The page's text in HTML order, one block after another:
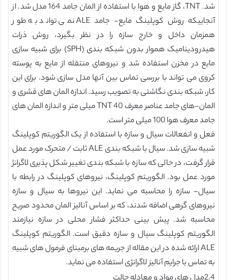
شد. TNT، گاز مایع و هوا با استفاده از المان جامد 164 مدل شد. از
آنجاییکه روش کوپلینگ مایع- جامد ALE نمی تواند به طور
همزمان داخل و خارج سازه را در نظر بگیرد، روش ذرات
هیدرودینامیک هموار بدون شبکه بندی (SPH) برای شبیه سازی
مایع در مخزن استفاده شد و نیروهای منتقله از مایع به پوسته
کروی می تواند با بررسی تماس بین آنها مدل سازی شود. برای این
کار، شبکه بندی نگاشتی به تصویب رسید. اندازه المان های قشری و
المان-های جامد عناصر معرف TNT 40 میلی متر و اندازه المان های
جامد معرف هوا 100 میلی متر است.
فعل و انفعالات سیال و سازه با استفاده از یک الگوریتم کوپلینگ
شبیه سازی شد. سیال با شبکه بندی ALE ثابت / متحرک مورد عمل
قرار گرفت، در حالی که سازه با شبکه بندی تغییر شکل پذیری لاگرانژ
مورد عمل بود. الگوریتم کوپلینگ، نیروهای کوپلینگ در رابطه با
سیال- سازه را محاسبه می نماید. این نیروها به سیال و سازه
نیروهای گرهی اضافه شدند، که بر اساس آنالیز المان محدود صریح
محاسبه شد. پیش بینی حداکثر فشار محلی در سازه نیازمند
الگوریتم کوپلینگ سیال و سازه دقیق است. الگوریتم کوپلینگ
ALE ارائه شده در این مقاله از جریمه های برمبنای فرمول های شبیه
به تماس با جرایم آنالیز لاگرانژی استفاده می نماید.